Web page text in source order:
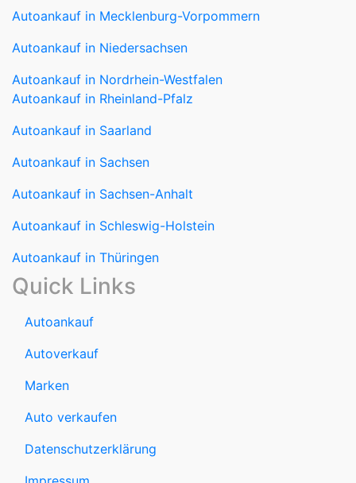
Autoankauf in Niedersachsen
Autoankauf in Nordrhein-Westfalen
Autoankauf in Saarland
Autoankauf in Sachsen
Autoankauf in Sachsen-Anhalt
Autoankauf in Schleswig-Holstein
Autoankauf in Thüringen
Quick Links
Autoankauf
Autoverkauf
Marken
Auto verkaufen
Datenschutzerklärung
Impressum